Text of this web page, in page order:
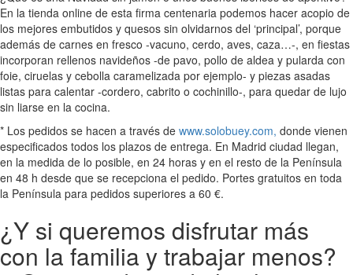
En la tienda online de esta firma centenaria podemos hacer acopio de
los mejores embutidos y quesos sin olvidarnos del ‘principal’, porque
además de carnes en fresco -vacuno, cerdo, aves, caza…-, en fiestas
incorporan rellenos navideños -de pavo, pollo de aldea y pularda con
foie, ciruelas y cebolla caramelizada por ejemplo- y piezas asadas
listas para calentar -cordero, cabrito o cochinillo-, para quedar de lujo
sin liarse en la cocina.
* Los pedidos se hacen a través de www.solobuey.com, donde vienen
especificados todos los plazos de entrega. En Madrid ciudad llegan,
en la medida de lo posible, en 24 horas y en el resto de la Península
en 48 h desde que se recepciona el pedido. Portes gratuitos en toda
la Península para pedidos superiores a 60 €.
¿Y si queremos disfrutar más
con la familia y trabajar menos?